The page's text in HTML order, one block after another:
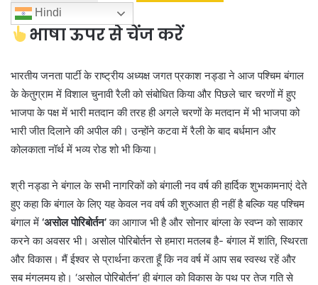
Hindi
भाषा ऊपर से चेंज करें
भारतीय जनता पार्टी के राष्ट्रीय अध्यक्ष जगत प्रकाश नड्डा ने आज पश्चिम बंगाल
के केतुग्राम में विशाल चुनावी रैली को संबोधित किया और पिछले चार चरणों में हुए
भाजपा के पक्ष में भारी मतदान की तरह ही अगले चरणों के मतदान में भी भाजपा को
भारी जीत दिलाने की अपील की। उन्होंने कटवा में रैली के बाद बर्धमान और
कोलकाता नॉर्थ में भव्य रोड शो भी किया।
श्री नड्डा ने बंगाल के सभी नागरिकों को बंगाली नव वर्ष की हार्दिक शुभकामनाएं देते
हुए कहा कि बंगाल के लिए यह केवल नव वर्ष की शुरुआत ही नहीं है बल्कि यह पश्चिम
बंगाल में ‘असोल पोरिबोर्तन’का आगाज भी है और सोनार बांग्ला के स्वप्न को साकार
करने का अवसर भी। असोल पोरिबोर्तन से हमारा मतलब है- बंगाल में शांति, स्थिरता
और विकास। मैं ईश्वर से प्रार्थना करता हूँ कि नव वर्ष में आप सब स्वस्थ रहें और
सब मंगलमय हो। ‘असोल पोरिबोर्तन’ ही बंगाल को विकास के पथ पर तेज गति से